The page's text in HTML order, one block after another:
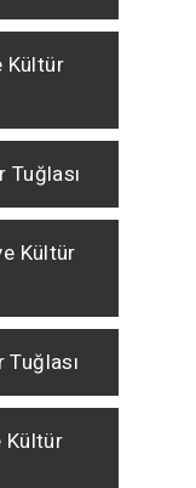
Kültür
Tuğlası
Kültür
Kültür